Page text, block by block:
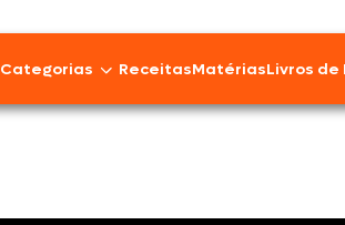
Categorias ReceitasMatériasLivros
Rendimento